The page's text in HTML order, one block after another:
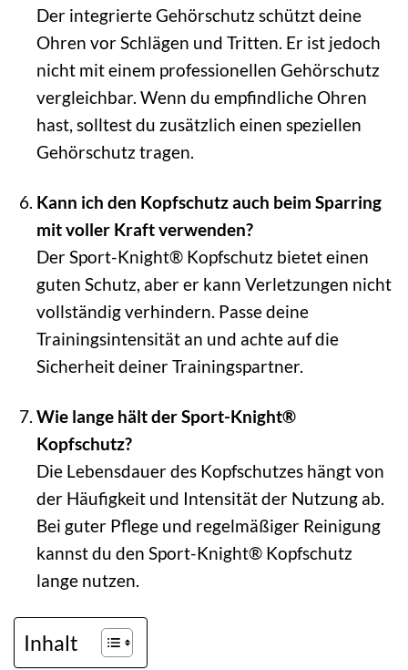
Der integrierte Gehörschutz schützt deine
Ohren vor Schlägen und Tritten. Er ist jedoch
nicht mit einem professionellen Gehörschutz
vergleichbar. Wenn du empfindliche Ohren
hast, solltest du zusätzlich einen speziellen
Gehörschutz tragen.
Kann ich den Kopfschutz auch beim Sparring
mit voller Kraft verwenden?
Der Sport-Knight® Kopfschutz bietet einen
guten Schutz, aber er kann Verletzungen nicht
vollständig verhindern. Passe deine
Trainingsintensität an und achte auf die
Sicherheit deiner Trainingspartner.
Wie lange hält der Sport-Knight®
Kopfschutz?
Die Lebensdauer des Kopfschutzes hängt von
der Häufigkeit und Intensität der Nutzung ab.
Bei guter Pflege und regelmäßiger Reinigung
kannst du den Sport-Knight® Kopfschutz
lange nutzen.
Inhalt